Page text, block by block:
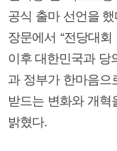
공식 출마 선언을
장문에서 “전당대
이후 대한민국과 당
과 정부가 한마음으
받드는 변화와 개혁
밝혔다.